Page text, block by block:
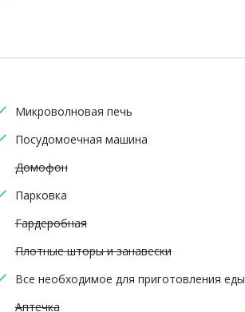
Микроволновая печь
Посудомоечная машина
Домофон
Парковка
Гардеробная
Плотные шторы и занавески
Все необходимое для приготовления еды
Аптечка